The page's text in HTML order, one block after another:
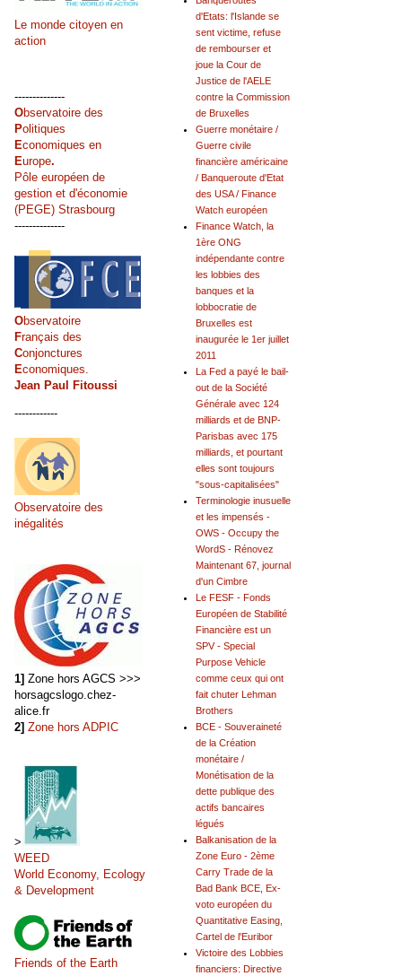
d'Etats: l'Islande se
sent victime, refuse
de rembourser et
joue la Cour de
Justice de l'AELE
contre la Commission
de Bruxelles
Guerre monétaire /
Guerre civile
financière américaine
/ Banqueroute d'Etat
des USA / Finance
Watch européen
Finance Watch, la
1ère ONG
indépendante contre
les lobbies des
banques et la
lobbocratie de
Bruxelles est
inaugurée le 1er juillet
2011
La Fed a payé le bail-
out de la Société
Générale avec 124
milliards et de BNP-
Parisbas avec 175
milliards, et pourtant
elles sont toujours
"sous-capitalisées"
Terminologie inusuelle
et les impensés -
OWS - Occupy the
WordS - Rénovez
Maintenant 67, journal
d'un Cimbre
Le FESF - Fonds
Européen de Stabilité
Financière est un
SPV - Special
Purpose Vehicle
comme ceux qui ont
fait chuter Lehman
Brothers
BCE - Souveraineté
de la Création
monétaire /
Monétisation de la
dette publique des
actifs bancaires
légués
Balkanisation de la
Zone Euro - 2ème
Carry Trade de la
Bad Bank BCE, Ex-
voto européen du
Quantitative Easing,
Cartel de l'Euribor
Victoire des Lobbies
financiers: Directive
Le monde citoyen en
action
--------------
Observatoire des
Politiques
Economiques en
Europe.
Pôle européen de
gestion et d'économie
(PEGE) Strasbourg
--------------
Observatoire
Français des
Conjonctures
Economiques.
Jean Paul Fitoussi
------------
Observatoire des
inégalités
1] Zone hors AGCS >>>
horsagcslogo.chez-
alice.fr
2] Zone hors ADPIC
>
WEED
World Economy, Ecology
& Development
Friends of the Earth